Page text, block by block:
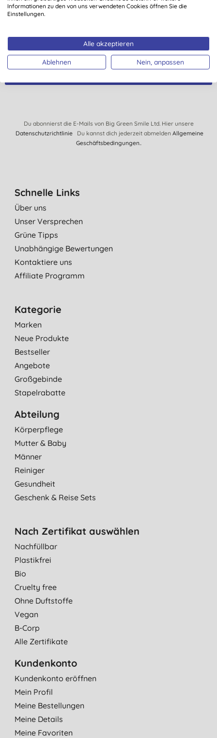
Zusätzlich nimmst Du automatisch an unserer
monatlichen Verlosung teil und kannst Waren im Wert
Du abonnierst die E-Mails von Big Green Smile Ltd. Hier unsere
DatenschutzrichtlinieDu kannst dich jederzeit abmelden Allgemeine
Geschäftsbedingungen..
Schnelle Links
Über uns
Unser Versprechen
Grüne Tipps
Unabhängige Bewertungen
Kontaktiere uns
Affiliate Programm
Kategorie
Marken
Neue Produkte
Bestseller
Angebote
Großgebinde
Stapelrabatte
Abteilung
Körperpflege
Mutter & Baby
Männer
Reiniger
Gesundheit
Geschenk & Reise Sets
Nach Zertifikat auswählen
Nachfüllbar
Plastikfrei
Bio
Cruelty free
Ohne Duftstoffe
Vegan
B-Corp
Alle Zertifikate
Kundenkonto
Kundenkonto eröffnen
Mein Profil
Meine Bestellungen
Meine Details
Meine Favoriten
Informationen zu den von uns verwendeten Cookies öffnen Sie die
Einstellungen.
Alle akzeptieren
Ablehnen Nein, anpassen